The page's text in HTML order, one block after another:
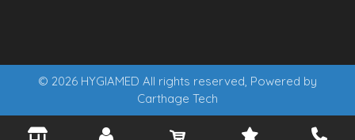
© 2026 HYGIAMED All rights reserved, Powered by
Carthage Tech